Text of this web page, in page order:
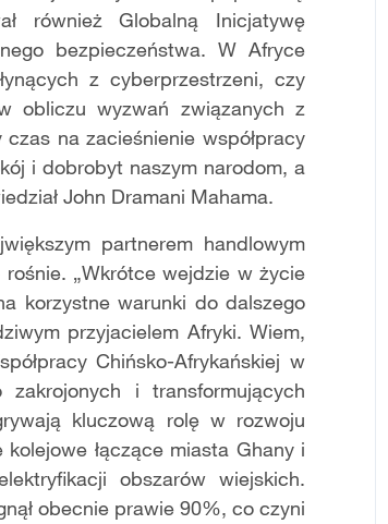
również Globalną Inicjatywę
bezpieczeństwa. W Afryce
z cyberprzestrzeni, czy
obliczu wyzwań związanych z
na zacieśnienie współpracy
i dobrobyt naszym narodom, a
John Dramani Mahama.
partnerem handlowym
„Wkrótce wejdzie w życie
korzystne warunki do dalszego
przyjacielem Afryki. Wiem,
Chińsko-Afrykańskiej w
i transformujących
kluczową rolę w rozwoju
łączące miasta Ghany i
obszarów wiejskich.
obecnie prawie 90%, co czyni